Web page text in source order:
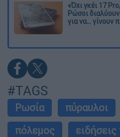
«Όχι γκέι 17
Ρώσοι
για να... γίνουν
#TAGS
Ρωσία πύραυλοι
πόλεμος